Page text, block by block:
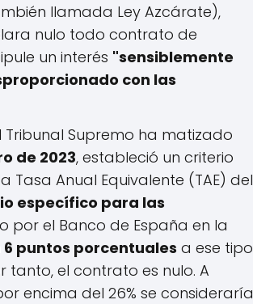
llamada Ley Azcárate),
nulo todo contrato de
un interés "sensiblemente
con las
Tribunal Supremo ha matizado
de 2023, estableció un criterio
Tasa Anual Equivalente (TAE) del
específico para las
por el Banco de España en la
6 puntos porcentuales a ese tipo
tanto, el contrato es nulo. A
encima del 26% se consideraría